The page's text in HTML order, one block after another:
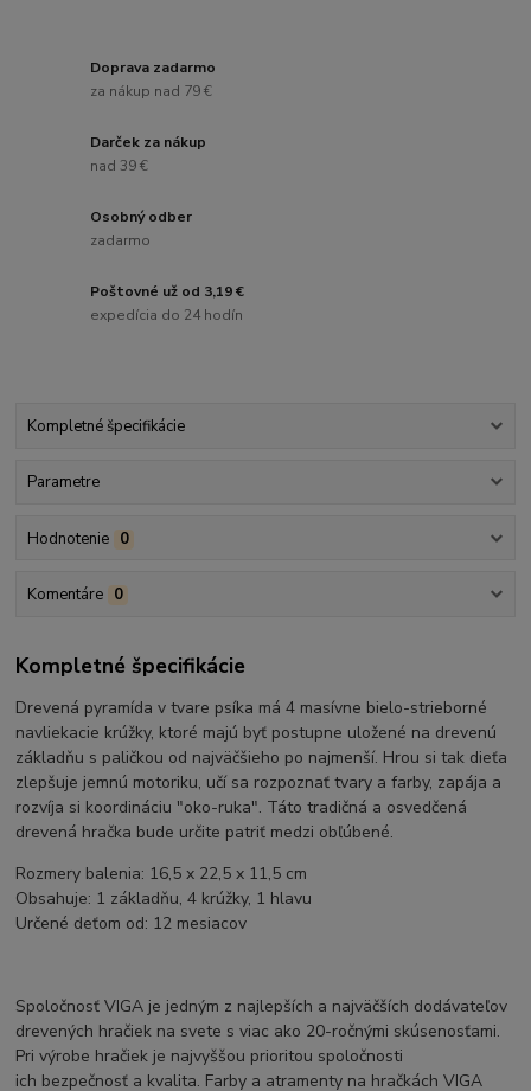
Doprava zadarmo
za nákup nad 79 €
Darček za nákup
nad 39 €
Osobný odber
zadarmo
Poštovné už od 3,19 €
expedícia do 24 hodín
Kompletné špecifikácie
Parametre
Hodnotenie 0
Komentáre 0
Kompletné špecifikácie
Drevená pyramída v tvare psíka má 4 masívne bielo-strieborné
navliekacie krúžky, ktoré majú byť postupne uložené na drevenú
základňu s paličkou od najväčšieho po najmenší. Hrou si tak dieťa
zlepšuje jemnú motoriku, učí sa rozpoznať tvary a farby, zapája a
rozvíja si koordináciu "oko-ruka". Táto tradičná a osvedčená
drevená hračka bude určite patriť medzi obľúbené.
Rozmery balenia: 16,5 x 22,5 x 11,5 cm
Obsahuje: 1 základňu, 4 krúžky, 1 hlavu
Určené deťom od: 12 mesiacov
Spoločnosť VIGA je jedným z najlepších a najväčších dodávateľov
drevených hračiek na svete s viac ako 20-ročnými skúsenosťami.
Pri výrobe hračiek je najvyššou prioritou spoločnosti
ich bezpečnosť a kvalita. Farby a atramenty na hračkách VIGA